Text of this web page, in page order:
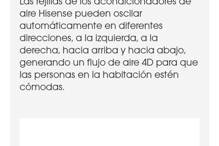
aire Hisense pueden oscilar
automáticamente en diferentes
direcciones, a la izquierda, a la
derecha, hacia arriba y hacia abajo,
generando un flujo de aire 4D para que
las personas en la habitación estén
cómodas.